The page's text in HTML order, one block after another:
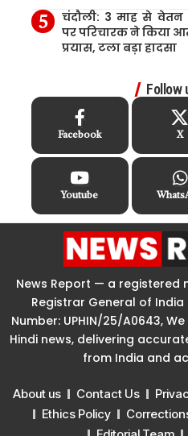
चंदौली: 3 माह से
पर परिचारक ने किया
प्रयास, टला बड़ा हादसा
Follow
Facebook X
Youtube
News Report — a registered
Registrar General of India
Number: UPHIN/25/A0643,
Hindi news, delivering
from India and
About us Contact Us
Ethics Policy